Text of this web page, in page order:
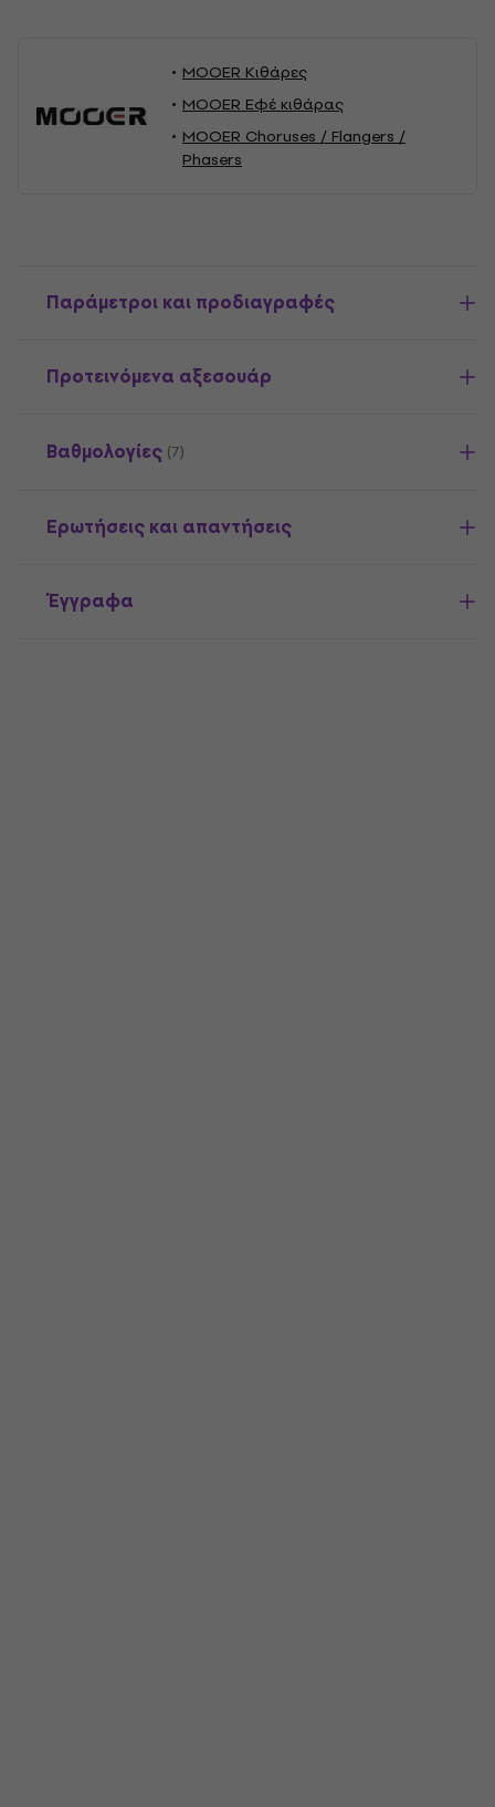
MOOER Κιθάρες
MOOER Εφέ κιθάρας
MOOER Choruses / Flangers /
Phasers
Παράμετροι και προδιαγραφές
Προτεινόμενα αξεσουάρ
Βαθμολογίες (7)
Ερωτήσεις και απαντήσεις
Έγγραφα